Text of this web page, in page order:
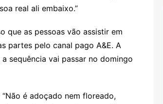
real ali embaixo.”
que as pessoas vão assistir em
partes pelo canal pago A&E. A
sequência vai passar no domingo
é adoçado nem floreado,